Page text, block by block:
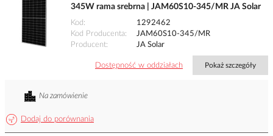
345W rama srebrna | JAM60S10-345/MR JA Solar
Kod
1292462
Kod Producenta
JAM60S10-345/MR
Producent
JA Solar
Dostępność w oddziałach Pokaż szczegóły
Dodaj do porównania
Na zamówienie